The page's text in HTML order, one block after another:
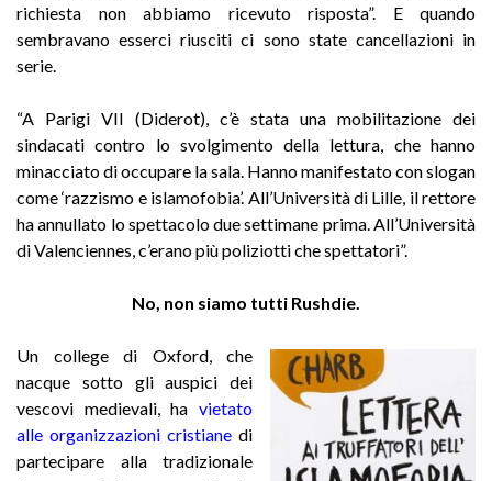
richiesta non abbiamo ricevuto risposta”. E quando
sembravano esserci riusciti ci sono state cancellazioni in
serie.
“A Parigi VII (Diderot), c’è stata una mobilitazione dei
sindacati contro lo svolgimento della lettura, che hanno
minacciato di occupare la sala. Hanno manifestato con slogan
come ‘razzismo e islamofobia’. All’Università di Lille, il rettore
ha annullato lo spettacolo due settimane prima. All’Università
di Valenciennes, c’erano più poliziotti che spettatori”.
No, non siamo tutti Rushdie.
Un college di Oxford, che
nacque sotto gli auspici dei
vescovi medievali, ha vietato
alle organizzazioni cristiane di
partecipare alla tradizionale